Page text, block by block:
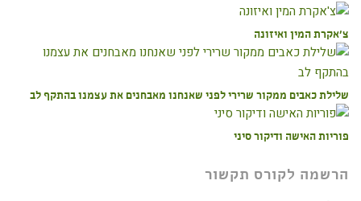
צ'אקרת המין ואיזונה
שלילת כאבים ממקור שרירי לפני שאנחנו מאבחנים את עצמנו בהתקף לב
פוריות האישה ודיקור סיני
הרשמה לקורס תקשור